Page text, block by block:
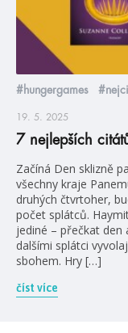
#hungergames
19. 5. 2025
7 nejlepších
Začíná Den sklizně
všechny kraje
druhých čtvrtoher,
počet splátců.
jediné – přečkat den
dalšími splátci
sbohem. Hry […]
číst více